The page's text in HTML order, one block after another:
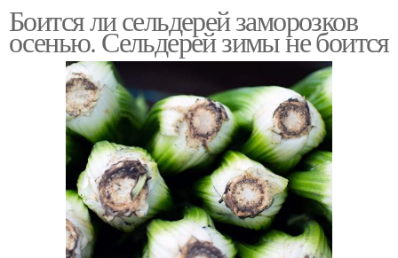
Боится ли сельдерей заморозков
осенью. Сельдерей зимы не боится